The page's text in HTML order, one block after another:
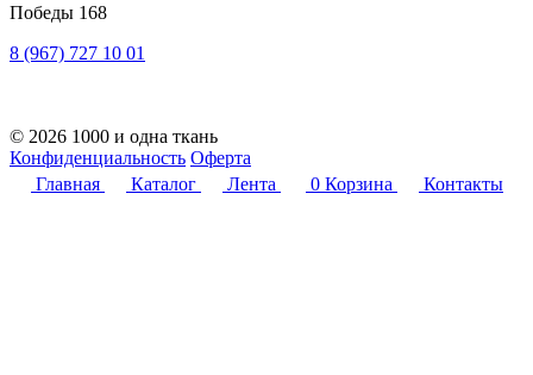
Победы 168
8 (967) 727 10 01
© 2026 1000 и одна ткань
Конфиденциальность Оферта
Главная
Каталог Лента 0 Корзина Контакты